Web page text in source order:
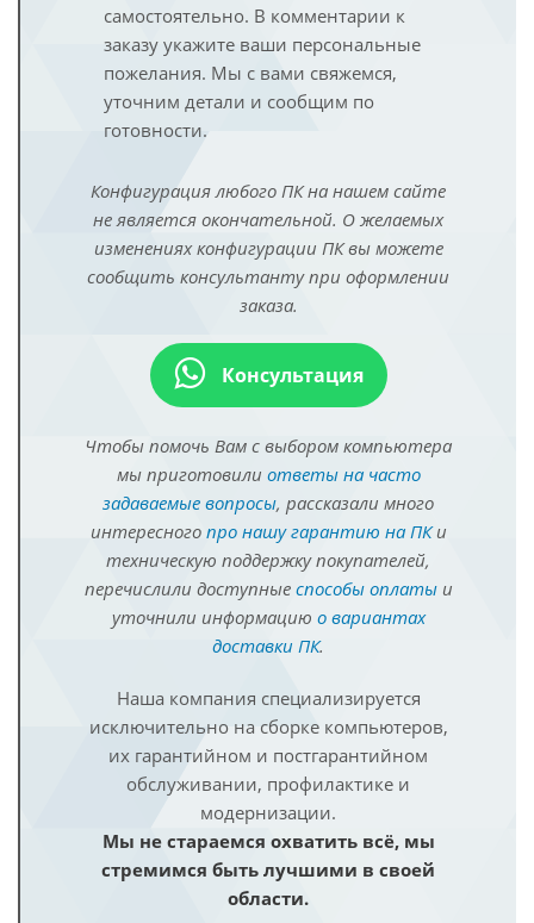
самостоятельно. В комментарии к
заказу укажите ваши персональные
пожелания. Мы с вами свяжемся,
уточним детали и сообщим по
готовности.
Конфигурация любого ПК на нашем сайте
не является окончательной. О желаемых
изменениях конфигурации ПК вы можете
сообщить консультанту при оформлении
заказа.
Консультация
Чтобы помочь Вам с выбором компьютера
мы приготовили ответы на часто
задаваемые вопросы, рассказали много
интересного про нашу гарантию на ПКи
техническую поддержку покупателей,
перечислили доступные способы оплатыи
уточнили информацию о вариантах
доставки ПК.
Наша компания специализируется
исключительно на сборке компьютеров,
их гарантийном и постгарантийном
обслуживании, профилактике и
модернизации.
Мы не стараемся охватить всё, мы
стремимся быть лучшими в своей
области.